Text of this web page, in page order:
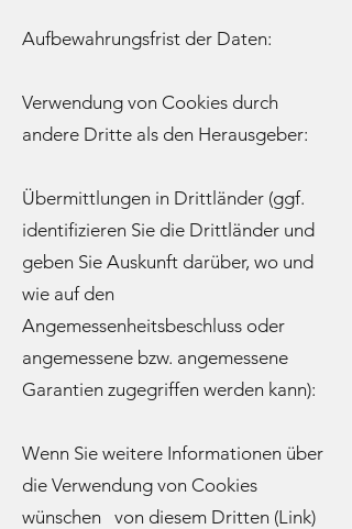
Aufbewahrungsfrist der Daten:
Verwendung von Cookies durch
andere Dritte als den Herausgeber:
Übermittlungen in Drittländer (ggf.
identifizieren Sie die Drittländer und
geben Sie Auskunft darüber, wo und
wie auf den
Angemessenheitsbeschluss oder
angemessene bzw. angemessene
Garantien zugegriffen werden kann):
Wenn Sie weitere Informationen über
die Verwendung von Cookies
wünschen von diesem Dritten (Link)